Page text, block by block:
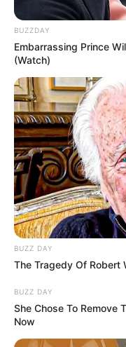
BUZZDAY
Embarrassing Prince
(Watch)
BUZZ DAY
The Tragedy Of Robert
BUZZ DAY
She Chose To Remove
Now